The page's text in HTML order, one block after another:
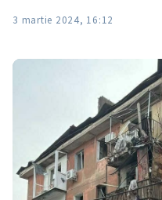
3 martie 2024, 16:12